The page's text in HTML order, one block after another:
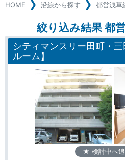
HOME 沿線から探す 都営浅草
絞り込み結果 都
シティマンスリー田町・
ルーム】
★ 検討中へ